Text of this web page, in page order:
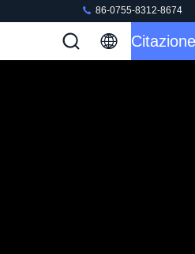
86-0755-8312-8674
Citazione